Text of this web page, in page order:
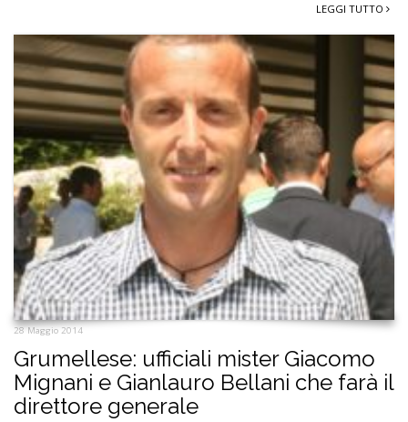
LEGGI TUTTO
28 Maggio 2014
Grumellese: ufficiali mister Giacomo
Mignani e Gianlauro Bellani che farà il
direttore generale